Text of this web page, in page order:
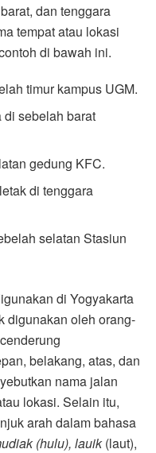
dan tenggara
tempat atau lokasi
di bawah ini.
timur kampus UGM.
di sebelah barat
gedung KFC.
di tenggara
selatan Stasiun
di Yogyakarta
digunakan oleh orang-
belakang, atas, dan
nama jalan
lokasi. Selain itu,
arah dalam bahasa
(hulu), lauik(laut),